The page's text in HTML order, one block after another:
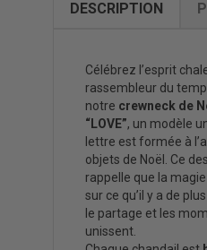
DESCRIPTION
Célébrez l’esprit
rassembleur du
notre crewneck de
“LOVE”, un modèle
lettre est formée à
objets de Noël. Ce
rappelle que la
sur ce qu’il y a de
le partage et les
unissent.